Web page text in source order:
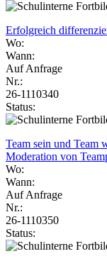
Erfolgreich
Wo:
Wann:
Auf Anfrage
Nr.:
26-1110340
Status:
Team sein und Team
Moderation von
Wo:
Wann:
Auf Anfrage
Nr.:
26-1110350
Status: